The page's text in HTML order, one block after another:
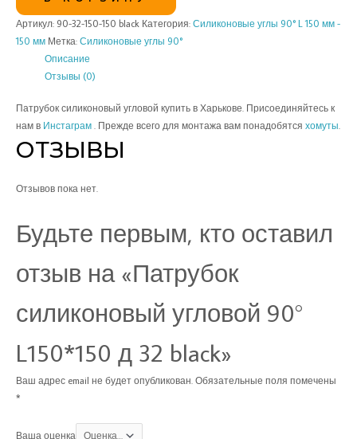
Артикул: 90-32-150-150 black Категория: Силиконовые углы 90° L 150 мм -
150 мм Метка: Силиконовые углы 90°
Описание
Отзывы (0)
Патрубок силиконовый угловой купить в Харькове. Присоединяйтесь к
нам в Инстаграм . Прежде всего для монтажа вам понадобятся хомуты.
ОТЗЫВЫ
Отзывов пока нет.
Будьте первым, кто оставил
отзыв на «Патрубок
силиконовый угловой 90°
L150*150 д 32 black»
Ваш адрес email не будет опубликован. Обязательные поля помечены
*
Ваша оценка